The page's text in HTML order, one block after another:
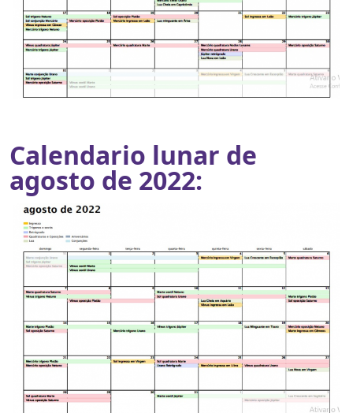
Calendario lunar de
agosto de 2022: